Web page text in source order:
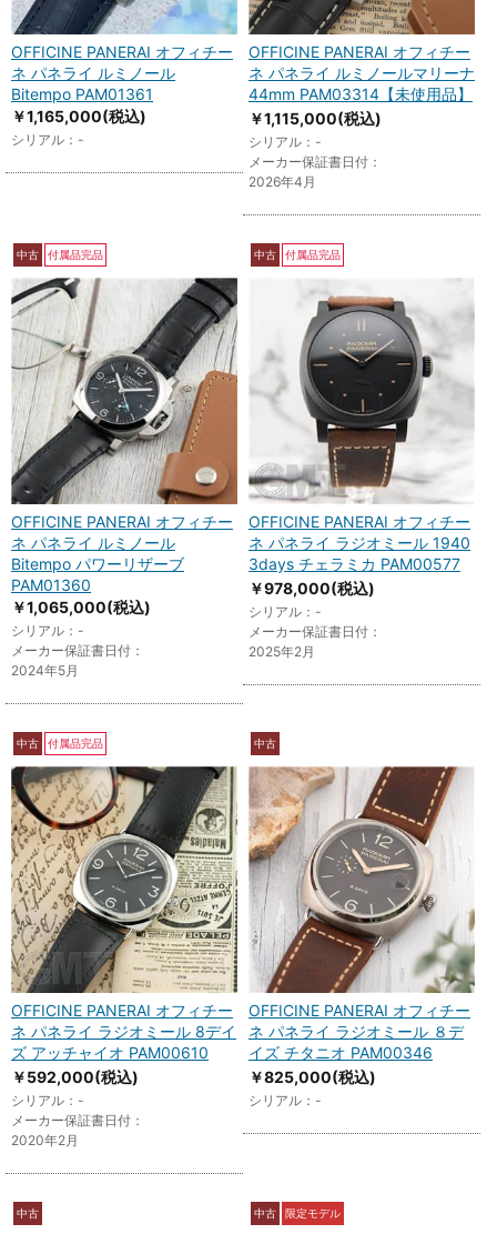
OFFICINE PANERAI オフィチー
ネ パネライ ルミノール
Bitempo PAM01361
￥1,165,000(税込)
シリアル：-
OFFICINE PANERAI オフィチー
ネ パネライ ルミノールマリーナ
44mm PAM03314【未使用品】
￥1,115,000(税込)
シリアル：-
メーカー保証書日付：
2026年4月
中古 付属品完品
OFFICINE PANERAI オフィチー
ネ パネライ ルミノール
Bitempo パワーリザーブ
PAM01360
￥1,065,000(税込)
シリアル：-
メーカー保証書日付：
2024年5月
中古 付属品完品
OFFICINE PANERAI オフィチー
ネ パネライ ラジオミール 1940
3days チェラミカ PAM00577
￥978,000(税込)
シリアル：-
メーカー保証書日付：
2025年2月
中古 付属品完品
OFFICINE PANERAI オフィチー
ネ パネライ ラジオミール 8デイ
ズ アッチャイオ PAM00610
￥592,000(税込)
シリアル：-
メーカー保証書日付：
2020年2月
中古
OFFICINE PANERAI オフィチー
ネ パネライ ラジオミール ８デ
イズ チタニオ PAM00346
￥825,000(税込)
シリアル：-
中古 中古 限定モデル